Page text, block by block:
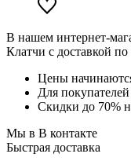
В нашем интернет-
Клатчи с доставкой
Цены
Для
Скидки до 70%
Мы в В контакте
Быстрая доставка